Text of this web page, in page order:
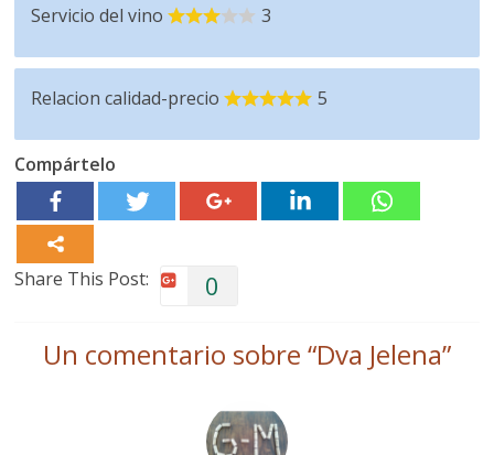
Servicio del vino 3
Relacion calidad-precio 5
Compártelo
Share This Post: 0
Un comentario sobre “Dva Jelena”